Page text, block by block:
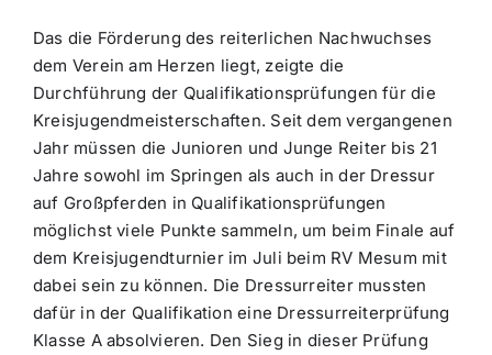
Das die Förderung des reiterlichen Nachwuchses
dem Verein am Herzen liegt, zeigte die
Durchführung der Qualifikationsprüfungen für die
Kreisjugendmeisterschaften. Seit dem vergangenen
Jahr müssen die Junioren und Junge Reiter bis 21
Jahre sowohl im Springen als auch in der Dressur
auf Großpferden in Qualifikationsprüfungen
möglichst viele Punkte sammeln, um beim Finale auf
dem Kreisjugendturnier im Juli beim RV Mesum mit
dabei sein zu können. Die Dressurreiter mussten
dafür in der Qualifikation eine Dressurreiterprüfung
Klasse A absolvieren. Den Sieg in dieser Prüfung